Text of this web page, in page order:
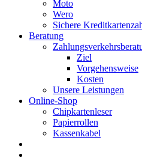
Moto
Wero
Sichere
Beratung
Ziel
Vorgehensweise
Kosten
Unsere Leistungen
Online-Shop
Chipkartenleser
Papierrollen
Kassenkabel